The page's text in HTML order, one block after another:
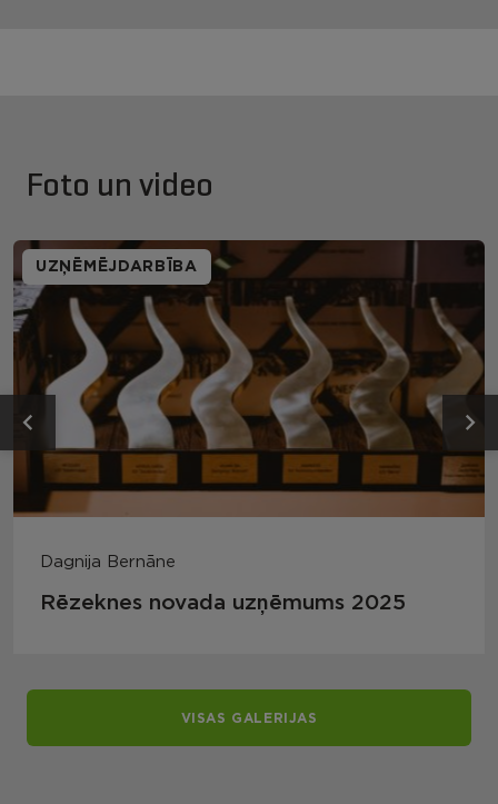
Foto un video
UZŅĒMĒJDARBĪBA
Dagnija Bernāne
Rēzeknes novada uzņēmums 2025
VISAS GALERIJAS